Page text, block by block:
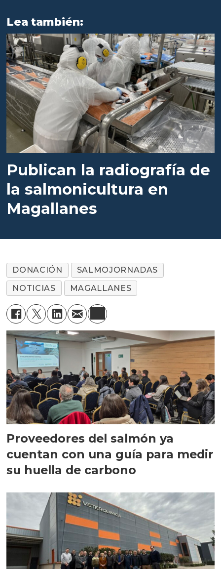
Lea también:
Publican la radiografía de
la salmonicultura en
Magallanes
DONACIÓN
SALMOJORNADAS
NOTICIAS
MAGALLANES
Proveedores del salmón ya
cuentan con una guía para medir
su huella de carbono